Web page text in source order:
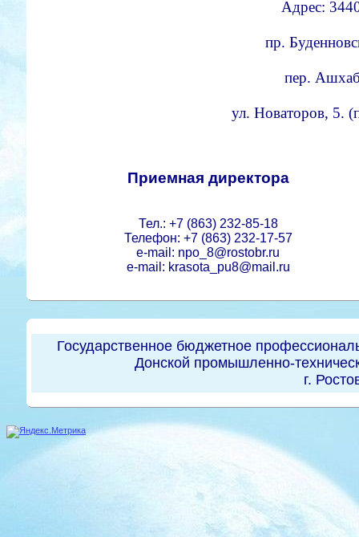
Адрес:
пр.
пер.
ул. Новаторов, 5.
Приемная директора
Тел.: +7 (863) 232-85-18
Телефон: +7 (863) 232-17-57
e-mail: npo_8@rostobr.ru
e-mail: krasota_pu8@mail.ru
Государственное бюджетное
Донской промышленно-
г.